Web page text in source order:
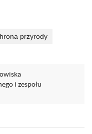
przyrody
i zespołu